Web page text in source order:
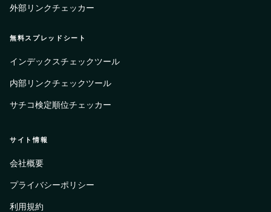
外部リンクチェッカー
無料スプレッドシート
インデックスチェックツール
内部リンクチェックツール
サチコ検定順位チェッカー
サイト情報
会社概要
プライバシーポリシー
利用規約